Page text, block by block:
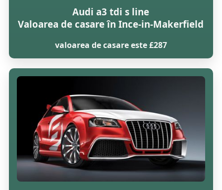
Audi a3 tdi s line
Valoarea de casare în Ince-in-Makerfield
valoarea de casare este £287